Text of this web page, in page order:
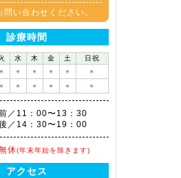
問い合わせください。
診療時間
水 木 金 土
日祝
● ● ● ● ●
●
● ● ● ● ● ●
／11：00〜13：30
／14：30〜19：00
休(年末年始を除きます)
アクセス